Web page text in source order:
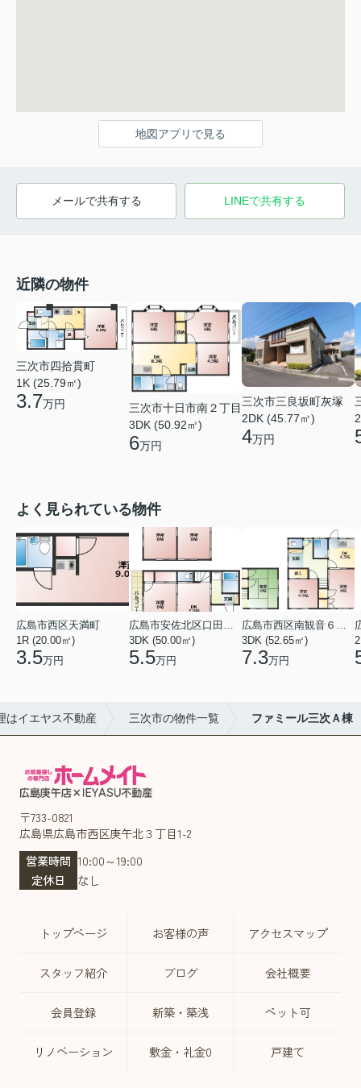
地図アプリで見る
メールで共有する LINEで共有する
近隣の物件
三次市四拾貫町
1K (25.79㎡)
3.7万円
三次市十日市南２丁目
3DK (50.92㎡)
6万円
三次市三良坂町灰塚
2DK (45.77㎡)
4万円
よく見られている物件
広島市西区天満町
1R (20.00㎡)
3.5万円
広島市安佐北区口田１丁目
3DK (50.00㎡)
5.5万円
広島市西区南観音６丁目
3DK (52.65㎡)
7.3万円
はイエヤス不動産 三次市の物件一覧 ファミール三次Ａ棟
〒733-0821
広島県広島市西区庚午北３丁目1-2
営業時間 10:00～19:00
定休日
なし
トップページ お客様の声 アクセスマップ
スタッフ紹介 ブログ 会社概要
会員登録 新築・築浅 ペット可
リノベーション 敷金・礼金0 戸建て